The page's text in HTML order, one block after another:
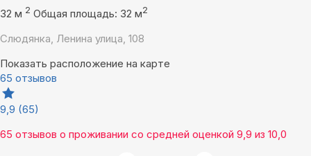
32 м 2 Общая площадь: 32 м2
Слюдянка, Ленина улица, 108
Показать расположение на карте
65 отзывов
9,9 (65)
65 отзывов о проживании со средней оценкой 9,9 из 10,0